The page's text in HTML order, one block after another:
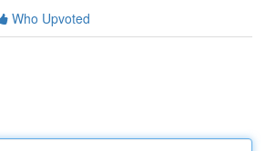
Who Upvoted